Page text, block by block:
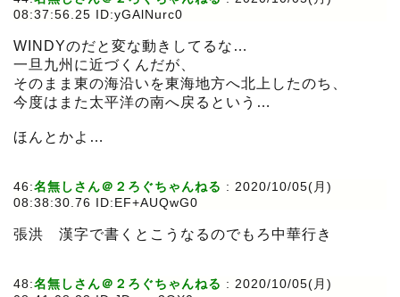
08:37:56.25 ID:yGAlNurc0
WINDYのだと変な動きしてるな…
一旦九州に近づくんだが、
そのまま東の海沿いを東海地方へ北上したのち、
今度はまた太平洋の南へ戻るという…
ほんとかよ…
46:名無しさん＠２ろぐちゃんねる : 2020/10/05(月)
08:38:30.76 ID:EF+AUQwG0
張洪 漢字で書くとこうなるのでもろ中華行き
48:名無しさん＠２ろぐちゃんねる : 2020/10/05(月)